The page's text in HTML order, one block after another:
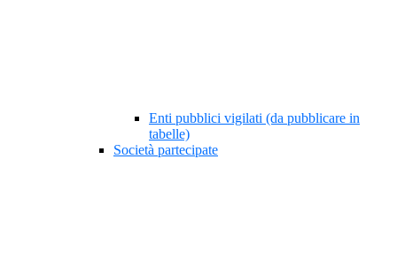
Enti pubblici vigilati (da pubblicare in
tabelle)
Società partecipate